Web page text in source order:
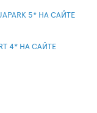
5* НА САЙТЕ
4* НА САЙТЕ